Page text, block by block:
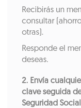
Recibirás un
consultar
otras).
Responde el
deseas.
2. Envía
clave seguida
Seguridad